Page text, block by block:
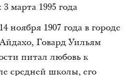
марта 1995 года
ноября 1907 года в городе
Говард Уильям
питал любовь к
средней школы, его